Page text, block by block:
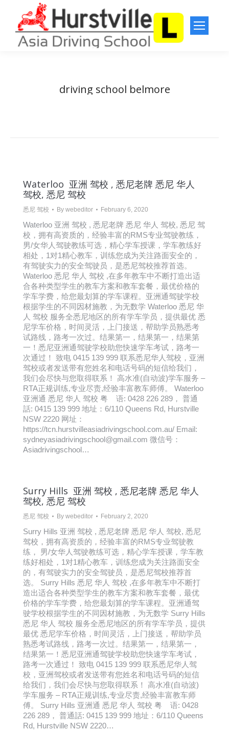
driving school belmore
Waterloo 亚洲 驾校 , 悉尼老牌 悉尼 华人
驾校, 悉尼 驾校
悉尼 驾校 By webeditor February 6, 2020
Waterloo 亚洲 驾校 , 悉尼老牌 悉尼 华人 驾校, 悉尼 驾
校，拥有高资质的，经验丰富的RMS专业驾驶教练，
男/女华人驾驶教练可选，精心学车授课，学车教练好
相处，1对1精心教车，训练您成为关注路面安全的，
有驾驶实力的安全驾驶员，是悉尼驾校推荐首选。
Waterloo 悉尼 华人 驾校 ,在多年教车中不断打造出适
合各种类型学生的教车方案和教车套餐，最优价格的
学车学费，给您最划算的学车课程。亚洲通驾驶学校
根据学生的不同因材施教，为无数学 Waterloo 悉尼 华
人 驾校 服务全悉尼地区的所有学车学员，提供最优 悉
尼学车价格，时间灵活，上门接送，帮助学员熟悉考
试路线，路考一次过。结果第一，结果第一，结果第
一！悉尼亚洲通驾驶学校助您快速学车考试，路考一
次通过！ 致电 0415 139 999 联系悉尼华人驾校，亚洲
驾校或者发送带有您姓名和电话号码的短信给我们，
我们会尽快与您取得联系！ 高水准(自动波)学车服务 –
RTA正规训练,专业尽责,经验丰富教车师傅。 Waterloo
亚洲通 悉尼 华人 驾校 粤 语: 0428 226 289， 普通
話: 0415 139 999 地址：6/110 Queens Rd, Hurstville
NSW 2220 网址：
https://tcn.hurstvilleasiadrivingschool.com.au/ Email:
sydneyasiadrivingschool@gmail.com 微信号：
Asiadrivingschool…
Surry Hills 亚洲 驾校 , 悉尼老牌 悉尼 华人
驾校, 悉尼 驾校
悉尼 驾校 By webeditor February 2, 2020
Surry Hills 亚洲 驾校 , 悉尼老牌 悉尼 华人 驾校, 悉尼
驾校，拥有高资质的，经验丰富的RMS专业驾驶教
练， 男/女华人驾驶教练可选，精心学车授课，学车教
练好相处，1对1精心教车，训练您成为关注路面安全
的，有驾驶实力的安全驾驶员，是悉尼驾校推荐首
选。 Surry Hills 悉尼 华人 驾校 ,在多年教车中不断打
造出适合各种类型学生的教车方案和教车套餐，最优
价格的学车学费，给您最划算的学车课程。亚洲通驾
驶学校根据学生的不同因材施教，为无数学 Surry Hills
悉尼 华人 驾校 服务全悉尼地区的所有学车学员，提供
最优 悉尼学车价格，时间灵活，上门接送，帮助学员
熟悉考试路线，路考一次过。结果第一，结果第一，
结果第一！悉尼亚洲通驾驶学校助您快速学车考试，
路考一次通过！ 致电 0415 139 999 联系悉尼华人驾
校，亚洲驾校或者发送带有您姓名和电话号码的短信
给我们，我们会尽快与您取得联系！ 高水准(自动波)
学车服务 – RTA正规训练,专业尽责,经验丰富教车师
傅。 Surry Hills 亚洲通 悉尼 华人 驾校 粤 语: 0428
226 289， 普通話: 0415 139 999 地址：6/110 Queens
Rd, Hurstville NSW 2220…